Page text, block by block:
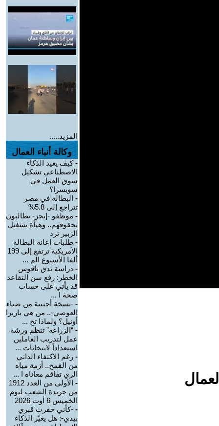
المزيد.....
وكالة أنباء العمال
-كيف يعيد الذكاء
الاصطناعي تشكيل
سوق العمل في
سويسرا؟
- البطالة في مصر
تتراجع إلى 5.8%
- موظفو -إيجز- يطالبون
بحقوقهم.. وهيأة تشغيل
الزبير ترد
- طلبات إعانة البطالة
الأمريكية ترتفع إلى 199
ألفا الأسبوع الم ...
- دراسة تدق ناقوس
الخطر: رفع سن التقاعد
قد يأتي على حساب
صحة ا ...
- -نسخة أجنبية من ضياء
العوضي-.. من هي باربرا
أونيل؟ ولماذا تح ...
- “الزراعة” تنظم ورشة
عمل لتدريب العاملين
استعداداً لانتخابات ...
- رغم الاكتفاء الذاتي
من القمح.. أزمة مياه
الري تفاقم معاناة ا ...
-
الأولى من العدد 1912
من جريدة الشعب ليوم
الخميس 6 أوت 2026
- -كأني حفرت قبري
بيدي-: هل يغيّر الذكاء